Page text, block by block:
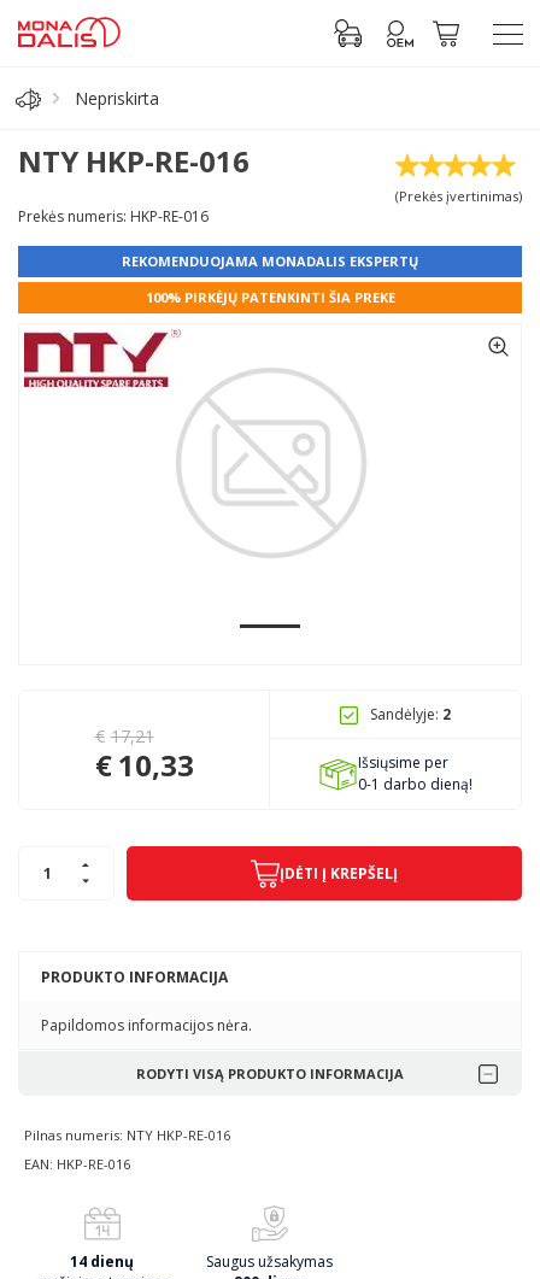
Antifrizas
Akumuliatorius
Prisijungti prie paskyros
+370 68306302
Nepriskirta
NTY HKP-RE-016
(Prekės įvertinimas)
Prekės numeris: HKP-RE-016
REKOMENDUOJAMA MONADALIS EKSPERTŲ
100% PIRKĖJŲ PATENKINTI ŠIA PREKE
PRODUKTO INFORMACIJA
Papildomos informacijos nėra.
RODYTI VISĄ PRODUKTO INFORMACIJA
Pilnas numeris: NTY HKP-RE-016
EAN: HKP-RE-016
14 dienų
Saugus užsakymas
€ 17,21
€10,33
Sandėlyje: 2
Išsiųsime per
0-1 darbo dieną!
ĮDĖTI Į KREPŠELĮ